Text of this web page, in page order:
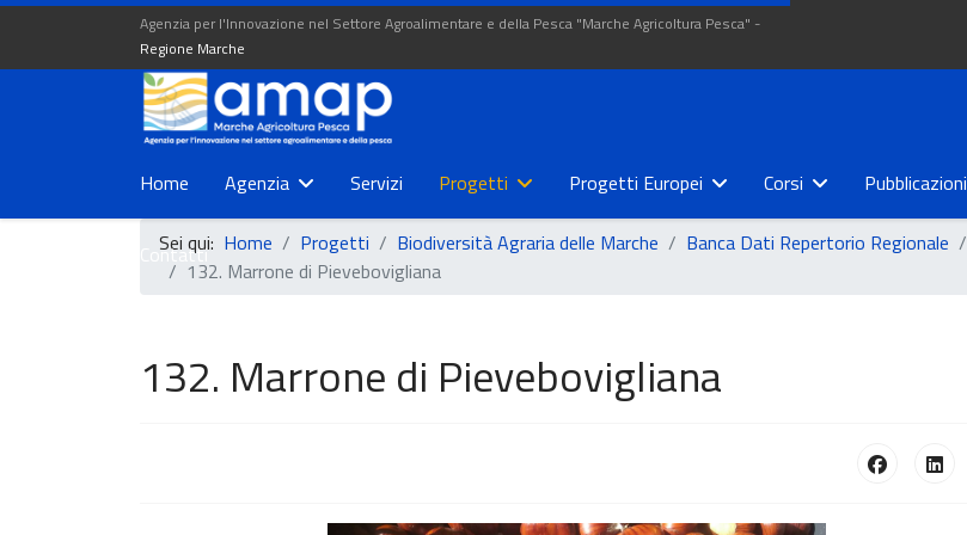
Agenzia per l'Innovazione nel Settore Agroalimentare e della Pesca "Marche Agricoltura Pesca" -
Regione Marche
Home Agenzia Servizi Progetti Progetti Europei Corsi Pubblicazioni
Contatti
Sei qui: Home Progetti Biodiversità Agraria delle Marche Banca Dati Repertorio Regionale
132. Marrone di Pievebovigliana
132. Marrone di Pievebovigliana